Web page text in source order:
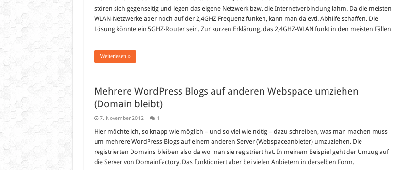
stören sich gegenseitig und legen das eigene Netzwerk bzw. die Internetverbindung lahm. Da die meisten
WLAN-Netzwerke aber noch auf der 2,4GHZ Frequenz funken, kann man da evtl. Abhilfe schaffen. Die
Lösung könnte ein 5GHZ-Router sein. Zur kurzen Erklärung, das 2,4GHZ-WLAN funkt in den meisten Fällen
Weiterlesen »
Mehrere WordPress Blogs auf anderen Webspace umziehen
(Domain bleibt)
7. November 2012 1
Hier möchte ich, so knapp wie möglich – und so viel wie nötig – dazu schreiben, was man machen muss
um mehrere WordPress-Blogs auf einem anderen Server (Webspaceanbieter) umzuziehen. Die
registrierten Domains bleiben also da wo man sie registriert hat. In meinem Beispiel geht der Umzug auf
die Server von DomainFactory. Das funktioniert aber bei vielen Anbietern in derselben Form. …